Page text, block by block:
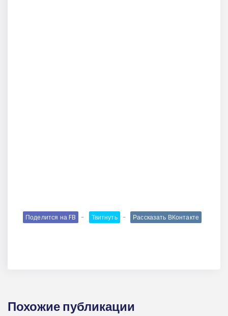
Поделится на FB Твитнуть Рассказать ВКонтакте
Похожие публикации